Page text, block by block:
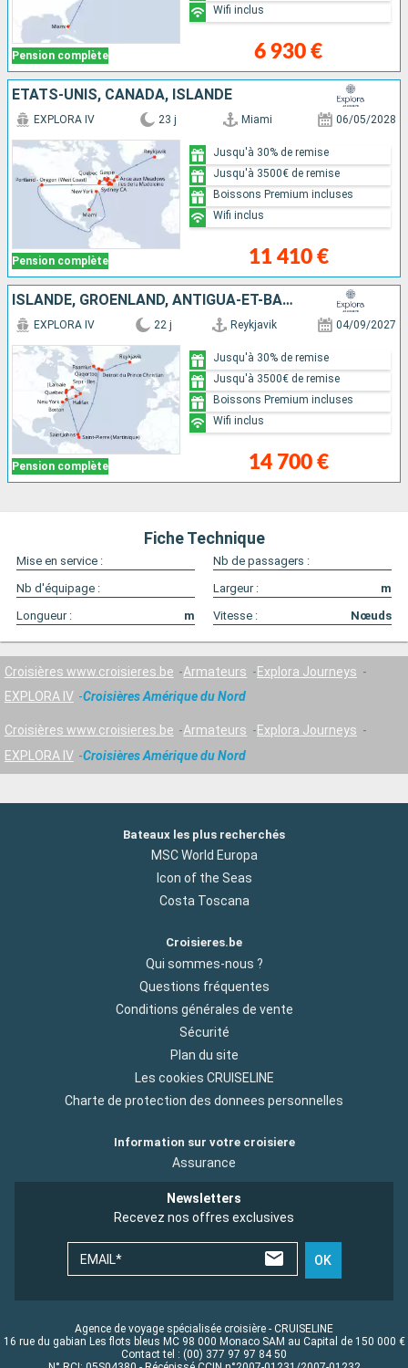
Pension complète 6 930 €
Wifi inclus
ÉTATS-UNIS, CANADA, ISLANDE
Pension complète
EXPLORA IV 23 j Miami 06/05/2028
11 410 €
Jusqu'à 30% de remise
Jusqu'à 3500€ de remise
Boissons Premium incluses
Wifi inclus
ISLANDE, GRÖENLAND, ANTIGUA-ET-BARBUDA, MARTINIQUE, CANADA, ÉTATS-UNIS
Pension complète
EXPLORA IV 22 j Reykjavik 04/09/2027
14 700 €
Jusqu'à 30% de remise
Jusqu'à 3500€ de remise
Boissons Premium incluses
Wifi inclus
Fiche Technique
Mise en service :
Nb de passagers :
Nb d'équipage :
Largeur :
m
Longueur :
m Vitesse : Nœuds
Croisières www.croisieres.be Armateurs
Explora Journeys
EXPLORA IV
Croisières Amérique du Nord
Croisières www.croisieres.be Armateurs
Explora Journeys
EXPLORA IV
Croisières Amérique du Nord
Bateaux les plus recherchés
MSC World Europa
Icon of the Seas
Costa Toscana
Croisieres.be
Qui sommes-nous ?
Questions fréquentes
Conditions générales de vente
Sécurité
Plan du site
Les cookies CRUISELINE
Charte de protection des donnees personnelles
Information sur votre croisiere
Assurance
Newsletters
Recevez nos offres exclusives
EMAIL* OK
Agence de voyage spécialisée croisière - CRUISELINE
16 rue du gabian Les flots bleus MC 98 000 Monaco SAM au Capital de 150 000 €
Contact tel : (00) 377 97 97 84 50